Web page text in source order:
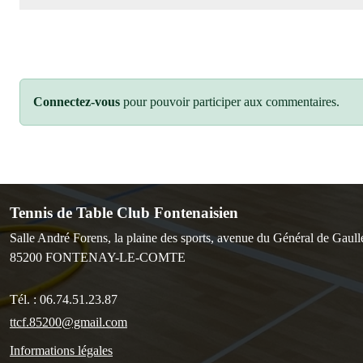
Connectez-vous pour pouvoir participer aux commentaires.
Tennis de Table Club Fontenaisien
Salle André Forens, la plaine des sports, avenue du Général de
85200 FONTENAY-LE-COMTE
Tél. : 06.74.51.23.87
ttcf.85200@gmail.com
Informations légales